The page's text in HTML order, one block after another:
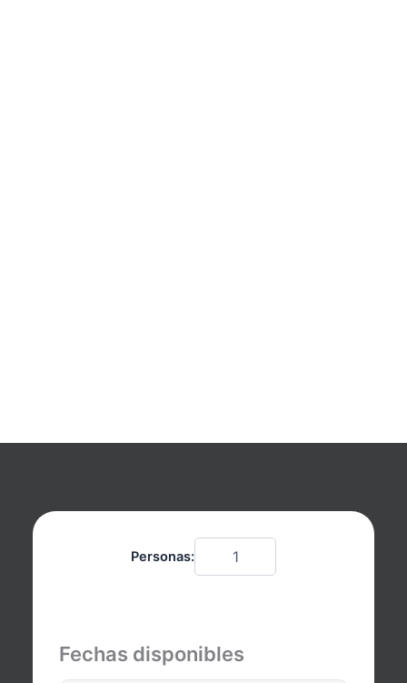
Personas:
Fechas disponibles